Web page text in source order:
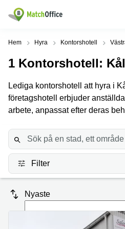
Hyra / hyra ut
Kategorier
Kontor
Kontorshotell
Lagerlokaler
Industrilokaler
Verkstad
Populära
Stockholm
Göteborg
Uppsala
Norrköping
Skåne
Populära
Kontorshotell
Stockholm
Stockholm
Kontorshotell
Göteborg
Coworking
Malmö
Hjälp
Om oss
Pris
Logga in
Hem Hyra Kontorshotell
1 Kontorshotell:
Lediga kontorshotell att hyra i
företagshotell erbjuder
arbete, anpassat efter deras
Filter
Nyaste